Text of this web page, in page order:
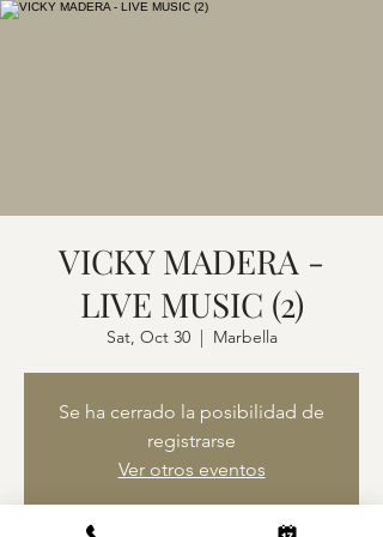
VICKY MADERA -
LIVE MUSIC (2)
Sat, Oct 30
  |
Marbella
Se ha cerrado la posibilidad de
registrarse
Ver otros eventos